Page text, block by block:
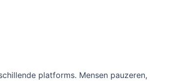
platforms. Mensen pauzeren,